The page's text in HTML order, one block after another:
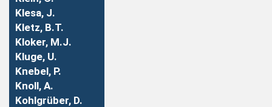
Klesa, J.
Kletz, B.T.
Kloker, M.J.
Kluge, U.
Knebel, P.
Knoll, A.
Kohlgrüber, D.